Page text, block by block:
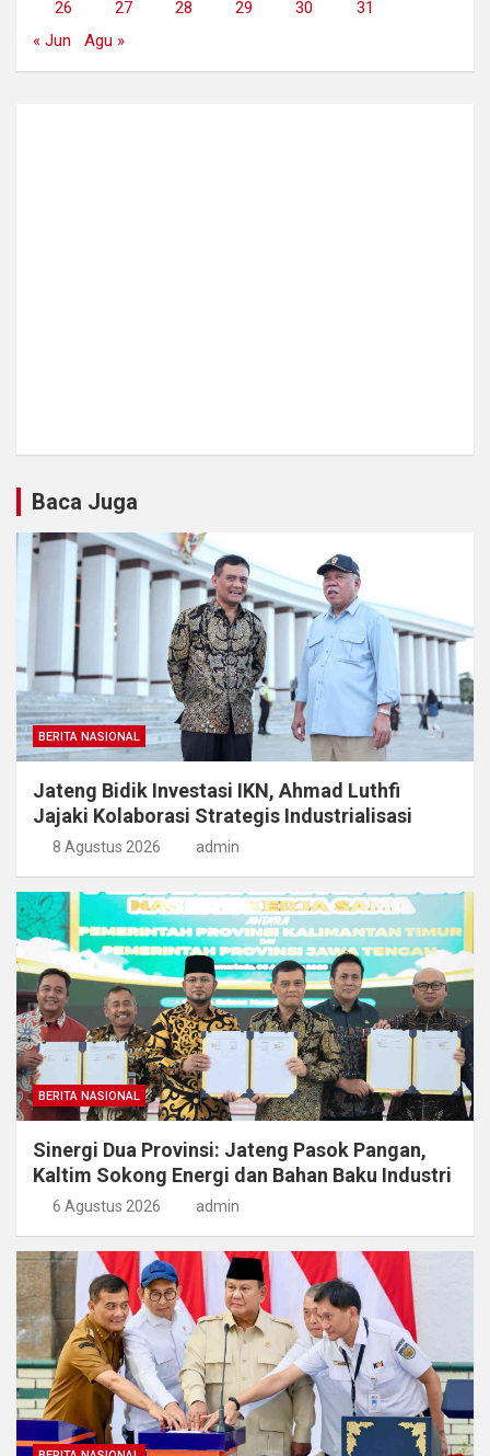
26 27 28 29 30
31
« Jun
Agu »
Baca Juga
BERITA NASIONAL
Jateng Bidik Investasi IKN, Ahmad Luthfi
Jajaki Kolaborasi Strategis Industrialisasi
8 Agustus 2026 admin
BERITA NASIONAL
Sinergi Dua Provinsi: Jateng Pasok Pangan,
Kaltim Sokong Energi dan Bahan Baku Industri
6 Agustus 2026 admin